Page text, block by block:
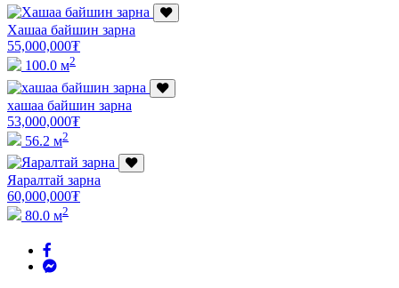
Хашаа байшин зарна
55,000,000₮
100.0 м2
хашаа байшин зарна
53,000,000₮
56.2 м2
Яаралтай зарна
60,000,000₮
80.0 м2